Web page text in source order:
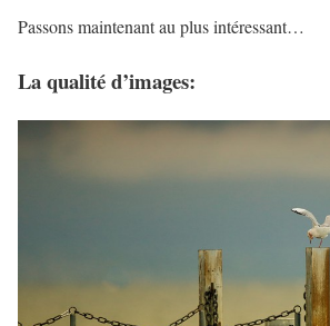
Passons maintenant au plus intéressant…
La qualité d’images: